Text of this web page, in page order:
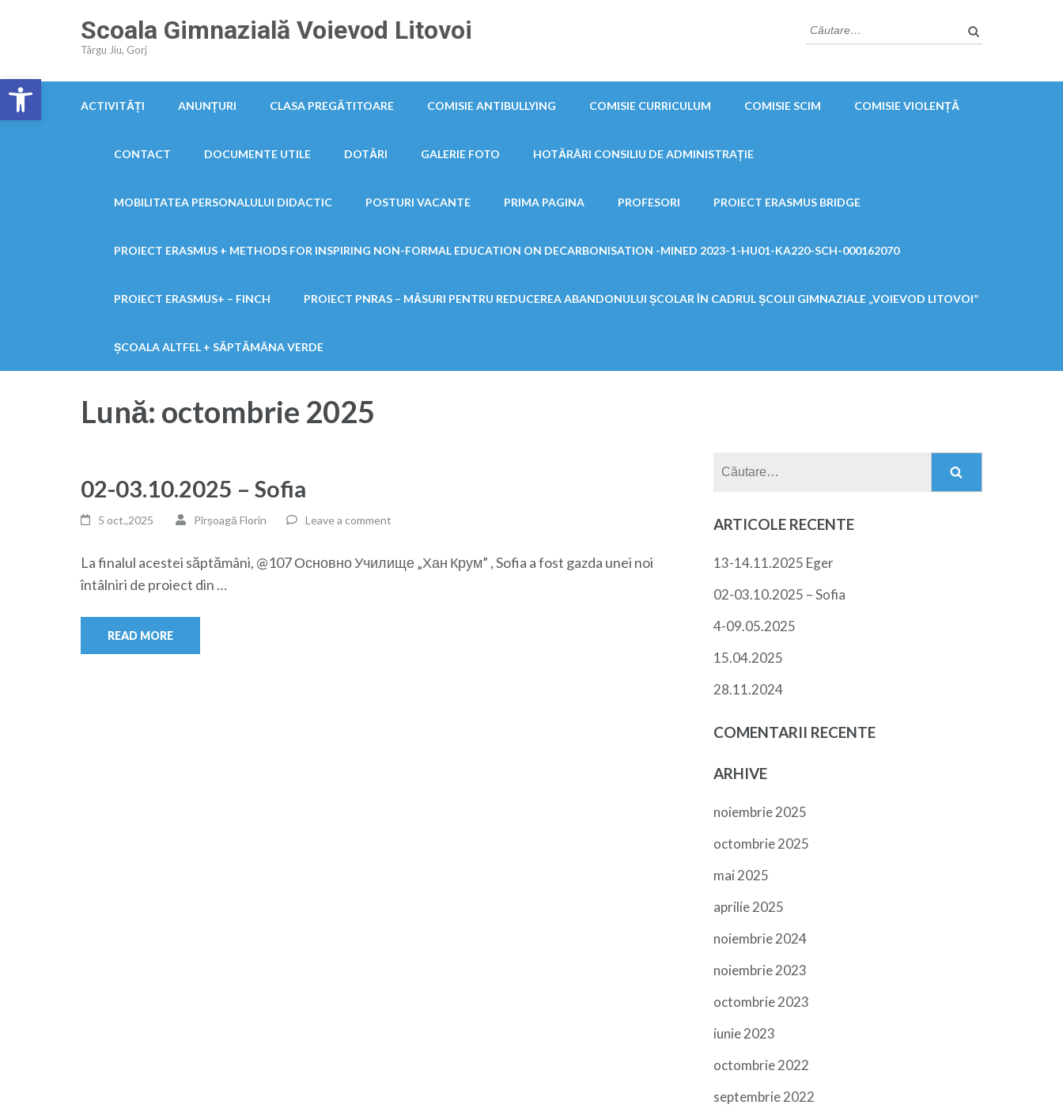
Deschide bara de unelte
(Press
Enter)
Scoala Gimnazială Voievod Litovoi
Târgu Jiu, Gorj
Caută
după:
ACTIVITĂȚI ANUNȚURI CLASA PREGĂTITOARE COMISIE ANTIBULLYING COMISIE CURRICULUM COMISIE SCIM COMISIE VIOLENȚĂ
CONTACT DOCUMENTE UTILE DOTĂRI GALERIE FOTO HOTĂRÂRI CONSILIU DE ADMINISTRAȚIE
MOBILITATEA PERSONALULUI DIDACTIC POSTURI VACANTE PRIMA PAGINA PROFESORI PROIECT ERASMUS BRIDGE
PROIECT ERASMUS + METHODS FOR INSPIRING NON-FORMAL EDUCATION ON DECARBONISATION -MINED 2023-1-HU01-KA220-SCH-000162070
PROIECT ERASMUS+ – FINCH PROIECT PNRAS – MĂSURI PENTRU REDUCEREA ABANDONULUI ȘCOLAR ÎN CADRUL ȘCOLII GIMNAZIALE „VOIEVOD LITOVOI”
ȘCOALA ALTFEL + SĂPTĂMÂNA VERDE
Lună: octombrie 2025
02-03.10.2025 – Sofia
5 oct.,2025 Pîrșoagă Florin Leave a comment
La finalul acestei săptămâni, @107 Основно Училище „Хан Крум” , Sofia a fost gazda unei noi
întâlniri de proiect din …
READ MORE
Caută
ARTICOLE RECENTE
13-14.11.2025 Eger
02-03.10.2025 – Sofia
4-09.05.2025
15.04.2025
28.11.2024
COMENTARII RECENTE
ARHIVE
noiembrie 2025
octombrie 2025
mai 2025
aprilie 2025
noiembrie 2024
noiembrie 2023
octombrie 2023
iunie 2023
octombrie 2022
septembrie 2022